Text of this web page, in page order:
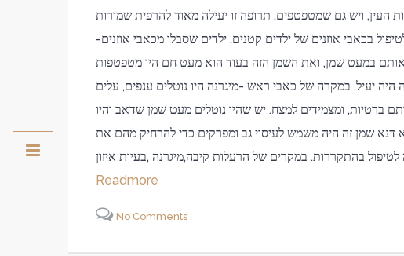
העין, ויש גם שמטפטפים. תרופה זו יעילה מאוד להרפית שמורות
בכאבי אוזנים של ילדים קטנים. ילדים שסבלו מכאבי אוזנים-
אותם במעט שמן, ואת השמן הזה בעוד הוא מעט חם היו מטפטפות
יעיל. במקרה של כאבי ראש -מיגרנה היו נוטלים ענפים, עלים
ברטיות, ומצמידים למצח. יש שהיו נוטלים מעט שמן שדאב והיו
שמן זה היה משמש לעיסוי גב ומפרקים כדי להרחיק מהם את
Readmore
No Comments